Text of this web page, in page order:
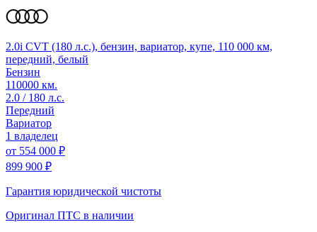
2.0i CVT (180 л.с.), бензин, вариатор, купе, 110 000 км,
передний, белый
Бензин
110000 км.
2.0 / 180 л.с.
Передний
Вариатор
1 владелец
от 554 000 ₽
899 900 ₽
Гарантия юридической чистоты
Оригинал ПТС в наличии